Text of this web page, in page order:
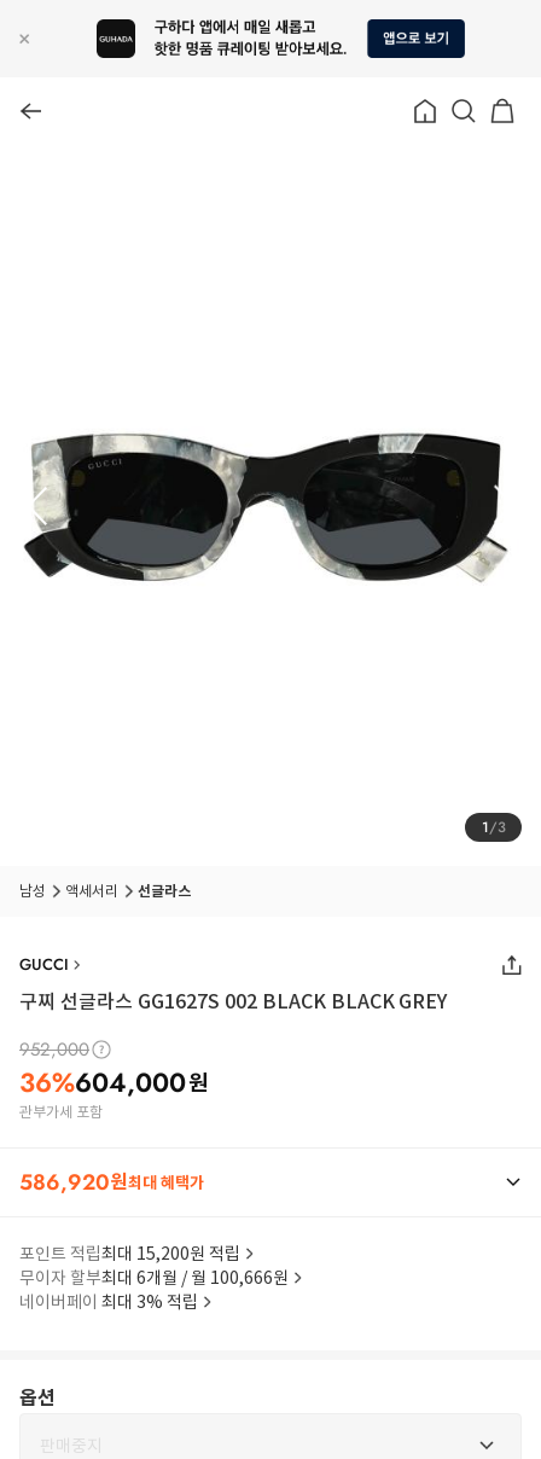
1/3
남성 액세서리 선글라스
GUCCI
구찌 선글라스 GG1627S 002 BLACK BLACK GREY
952,000
36%604,000원
관부가세 포함
586,920원최대 혜택가
포인트 적립최대 15,200원 적립
무이자 할부최대 6개월 / 월 100,666원
네이버페이 최대 3% 적립
옵션
판매중지